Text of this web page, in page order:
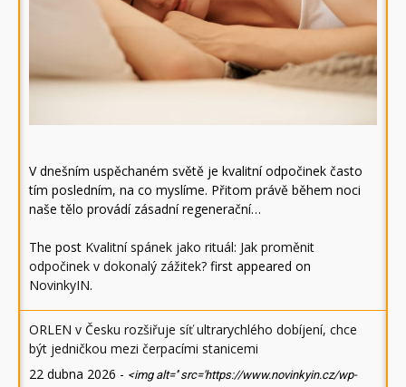
V dnešním uspěchaném světě je kvalitní odpočinek často
tím posledním, na co myslíme. Přitom právě během noci
naše tělo provádí zásadní regenerační…
The post Kvalitní spánek jako rituál: Jak proměnit
odpočinek v dokonalý zážitek? first appeared on
NovinkyIN.
ORLEN v Česku rozšiřuje síť ultrarychlého dobíjení, chce
být jedničkou mezi čerpacími stanicemi
22 dubna 2026 - <img alt='' src='https://www.novinkyin.cz/wp-